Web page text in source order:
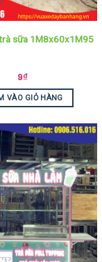
sữa 1M8x60x1M95
9₫
VÀO GIỎ HÀNG